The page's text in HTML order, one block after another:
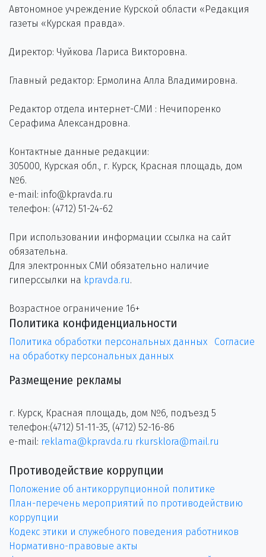
Автономное учреждение Курской области «Редакция
газеты «Курская правда».
Директор: Чуйкова Лариса Викторовна.
Главный редактор: Ермолина Алла Владимировна.
Редактор отдела интернет-СМИ : Нечипоренко
Серафима Александровна.
Контактные данные редакции:
305000, Курская обл., г. Курск, Красная площадь, дом
№6.
e-mail: info@kpravda.ru
телефон: (4712) 51-24-62
При использовании информации ссылка на сайт
обязательна.
Для электронных СМИ обязательно наличие
гиперссылки на kpravda.ru.
Возрастное ограничение 16+
Политика конфиденциальности
Политика обработки персональных данных
Согласие
на обработку персональных данных
Размещение рекламы
г. Курск, Красная площадь, дом №6, подъезд 5
телефон:(4712) 51-11-35, (4712) 52-16-86
e-mail: reklama@kpravda.ru rkursklora@mail.ru
Противодействие коррупции
Положение об антикоррупционной политике
План-перечень мероприятий по противодействию
коррупции
Кодекс этики и служебного поведения работников
Нормативно-правовые акты